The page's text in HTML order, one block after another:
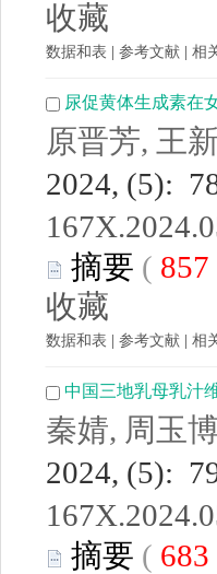
收藏
数据和表 参考文献 相
尿促黄体生成素在
原晋芳, 王
2024, (5):
摘要 ( 857
收藏
数据和表 参考文献 相
中国三地乳母乳汁
秦婧, 周玉
2024, (5):
摘要 ( 683